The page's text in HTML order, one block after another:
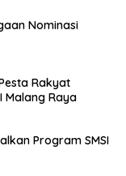
Nominasi
Rakyat
Malang Raya
Program SMSI